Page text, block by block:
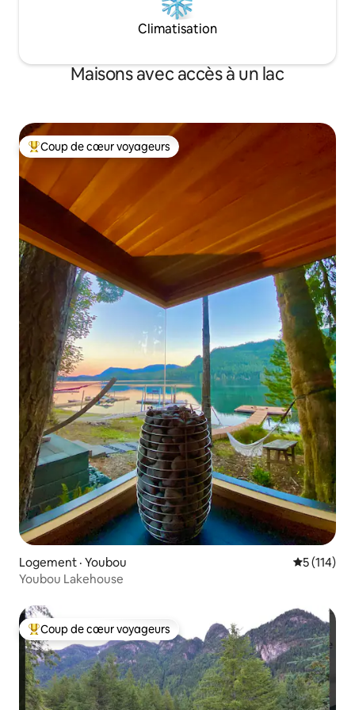
Climatisation
Maisons avec accès à un lac
Coup de cœur voyageurs parmi les plus aimés
Coup de cœur voyageurs
Logement · Youbou Note
5 (114)
Youbou Lakehouse
Coup de cœur voyageurs parmi les plus aimés
Coup de cœur voyageurs